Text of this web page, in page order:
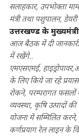
सलाहकार, उपभोक्ता
मंत्री तथा पशुपालन,
उत्तरखण्ड के
आज बैठक में दी
में रखेंगे..
एमएसएमई,
के लिए किये जा रहे
रोकने, परम्परागत
व्यवस्था, कृषि उत्पादों
योजना में सम्मिलित
कर्णप्रयाग रेल लाइन के